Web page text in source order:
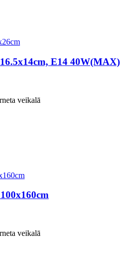
E14 40W(MAX)
veikalā
veikalā